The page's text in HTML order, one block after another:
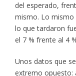
del esperado,
mismo. Lo mismo
lo que tardaron
el 7 % frente al 4
Unos datos que
extremo opuesto: